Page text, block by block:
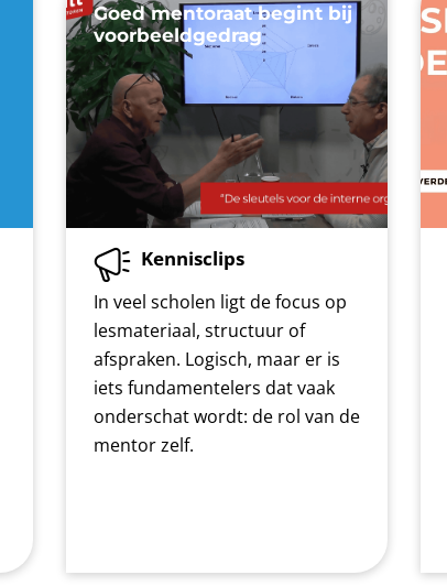
Goed mentoraat begint bij
voorbeeldgedrag
Kennisclips
In veel scholen ligt de focus op
lesmateriaal, structuur of
afspraken. Logisch, maar er is
iets fundamentelers dat vaak
onderschat wordt: de rol van de
mentor zelf.